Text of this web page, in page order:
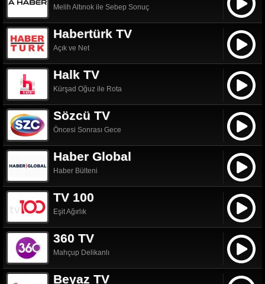
Melih Altınok ile Sebep Sonuç
Habertürk TV
Açık ve Net
Halk TV
Kürşad Oğuz ile Rota
Sözcü TV
Öncesi Sonrası Gece
Haber Global
Haber Bülteni
TV 100
Eşit Ağırlık
360 TV
Mahçup Delikanlı
Beyaz TV